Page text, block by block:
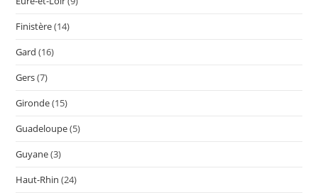
Finistère(14)
Gard (16)
Gers(7)
Gironde(15)
Guadeloupe(5)
Guyane(3)
Haut-Rhin (24)